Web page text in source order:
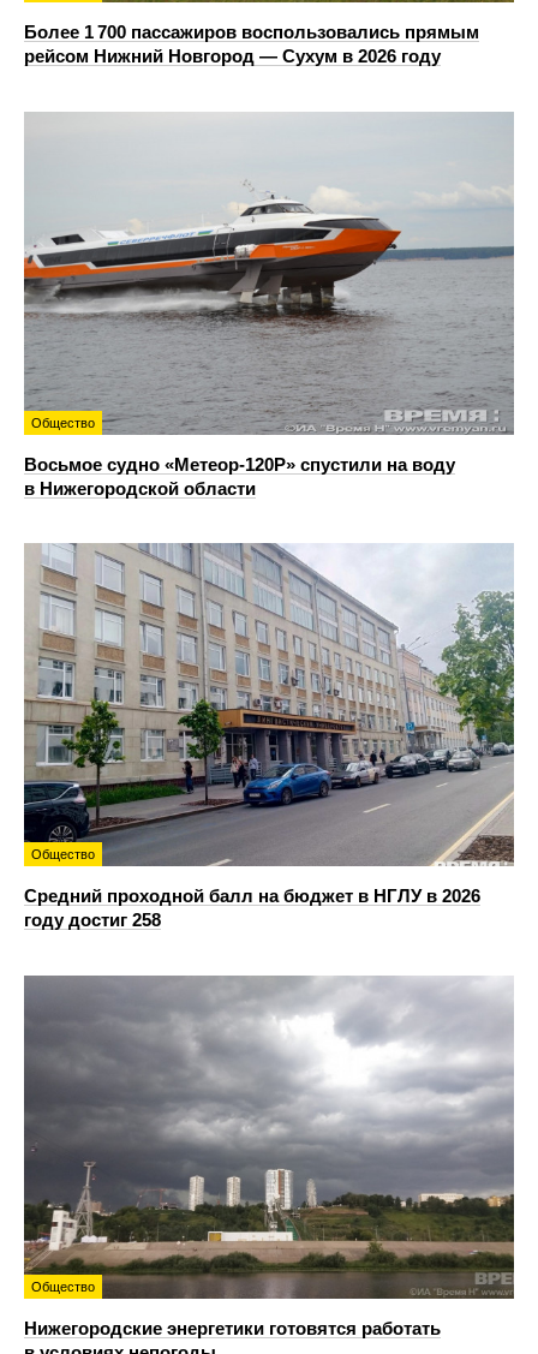
Более 1 700 пассажиров воспользовались прямым
рейсом Нижний Новгород — Сухум в 2026 году
Общество
Восьмое судно «Метеор-120Р» спустили на воду
в Нижегородской области
Общество
Средний проходной балл на бюджет в НГЛУ в 2026
году достиг 258
Общество
Нижегородские энергетики готовятся работать